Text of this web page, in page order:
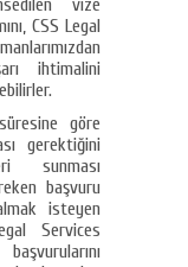
vize
CSS Legal
ihtimalini
göre
gerektiğini
sunması
başvuru
isteyen
Services